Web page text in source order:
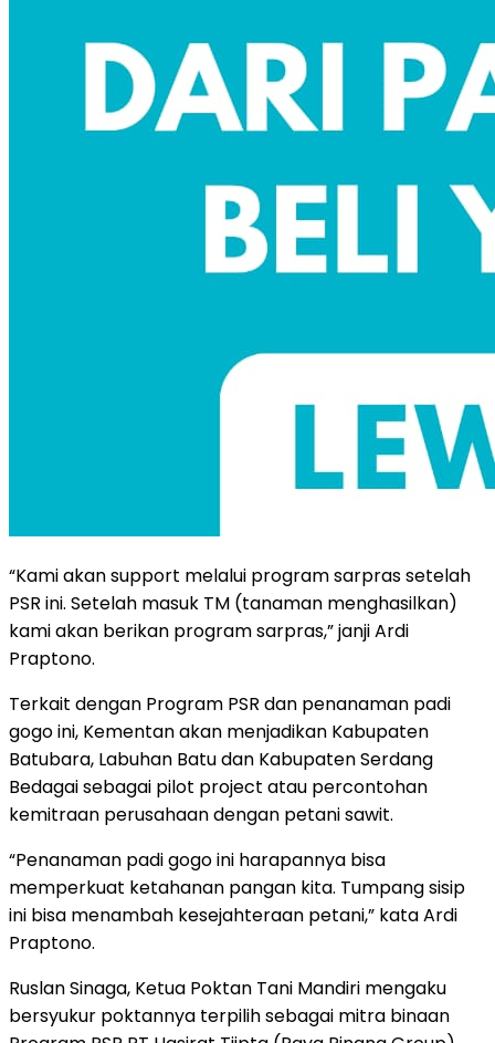
“Kami akan support melalui program sarpras setelah
PSR ini. Setelah masuk TM (tanaman menghasilkan)
kami akan berikan program sarpras,” janji Ardi
Praptono.
Terkait dengan Program PSR dan penanaman padi
gogo ini, Kementan akan menjadikan Kabupaten
Batubara, Labuhan Batu dan Kabupaten Serdang
Bedagai sebagai pilot project atau percontohan
kemitraan perusahaan dengan petani sawit.
“Penanaman padi gogo ini harapannya bisa
memperkuat ketahanan pangan kita. Tumpang sisip
ini bisa menambah kesejahteraan petani,” kata Ardi
Praptono.
Ruslan Sinaga, Ketua Poktan Tani Mandiri mengaku
bersyukur poktannya terpilih sebagai mitra binaan